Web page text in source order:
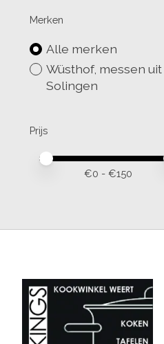
Merken
Alle merken
Wüsthof, messen uit
Solingen
Prijs
Minimale prijswaarde
Price maximum value
€0 - €150